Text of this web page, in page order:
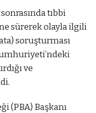
tıbbi
sürerek olayla ilgili
soruşturması
ve
(PBA) Başkanı